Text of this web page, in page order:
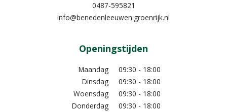
0487-595821
info@benedenleeuwen.groenrijk.nl
Openingstijden
Maandag
09:30 - 18:00
Dinsdag
09:30 - 18:00
Woensdag
09:30 - 18:00
Donderdag
09:30 - 18:00